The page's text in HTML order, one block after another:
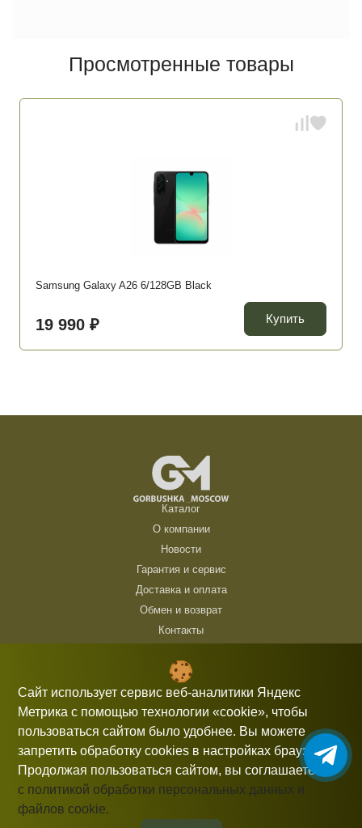
Просмотренные товары
Samsung Galaxy A26 6/128GB Black
19 990 ₽ Купить
Каталог
О компании
Новости
Гарантия и сервис
Доставка и оплата
Обмен и возврат
Контакты
10:00 — 21:00 без выходных
gorbushka-moscow@yandex.ru
Информация, представленная на сайте, не является публичной
Сайт использует сервис веб-аналитики Яндекс
Метрика с помощью технологии «cookie», чтобы
пользоваться сайтом было удобнее. Вы можете
запретить обработку cookies в настройках браузера.
Продолжая пользоваться сайтом, вы соглашаетесь
с политикой обработки персональных данных и
файлов cookie.